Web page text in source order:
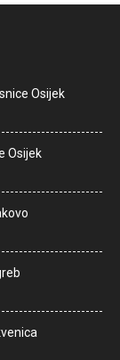
Osijek
Osijek